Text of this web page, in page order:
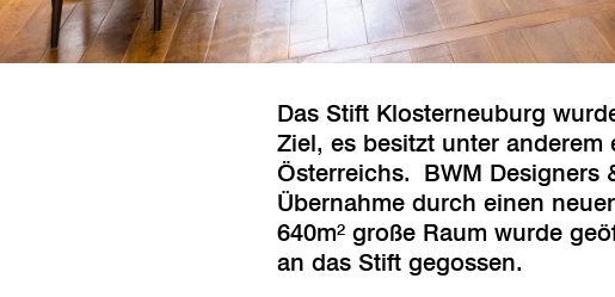
Das Stift Klosterneuburg
Ziel, es besitzt unter
Österreichs. BWM Designers
Übernahme durch einen
640m² große Raum wurde
an das Stift gegossen.